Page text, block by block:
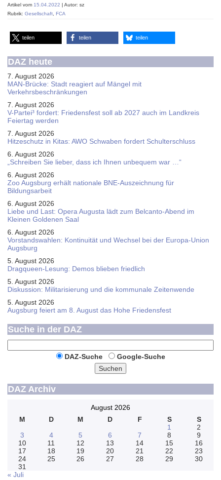
Artikel vom 15.04.2022 | Autor: sz
Rubrik: Gesellschaft FCA
teilen teilen teilen
DAZ heute
7. August 2026
MAN-Brücke: Stadt reagiert auf Mängel mit
Verkehrsbeschränkungen
7. August 2026
V-Partei­³ fordert: Friedens­fest soll ab 2027 auch im Land­kreis
Feier­tag werden
7. August 2026
Hitzeschutz in Kitas: AWO Schwaben fordert Schulterschluss
6. August 2026
„Schreiben Sie lieber, dass ich Ihnen unbequem war …“
6. August 2026
Zoo Augsburg erhält nationale BNE-Auszeichnung für
Bildungsarbeit
6. August 2026
Liebe und Last: Opera Augusta lädt zum Belcanto-Abend im
Kleinen Goldenen Saal
6. August 2026
Vorstandswahlen: Kontinuität und Wechsel bei der Europa-Union
Augsburg
5. August 2026
Dragqueen-Lesung: Demos blieben friedlich
5. August 2026
Diskussion: Mi­li­ta­ri­sie­rung und die kommunale Zeitenwende
5. August 2026
Augsburg feiert am 8. August das Hohe Friedensfest
Suche in der DAZ
DAZ-Suche
Google-Suche
Suchen
DAZ Archiv
August 2026
M
D M D F S
S
1
2
3
4 5 6 7 8
9
10
11 12 13 14 15
16
17
18 19 20 21 22
23
24
25 26 27 28 29
30
31
« Juli